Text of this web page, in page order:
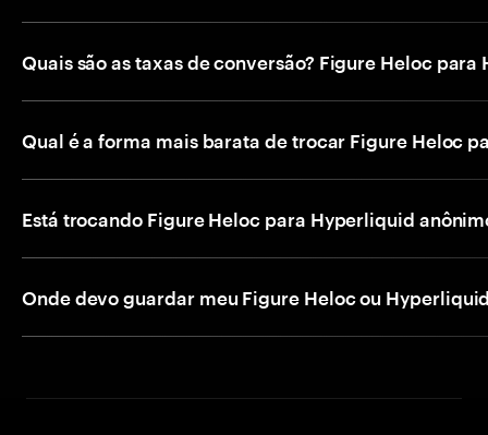
Quais são as taxas de conversão? Figure Heloc
Qual é a forma mais barata de trocar Figure Heloc
Está trocando Figure Heloc para Hyperliquid
Onde devo guardar meu Figure Heloc ou